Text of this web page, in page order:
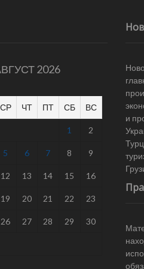
2026
СР ЧТ ПТ СБ ВС
1 2
5 6 7 8 9
12 13 14 15 16
19 20 21 22 23
26 27 28 29 30
и